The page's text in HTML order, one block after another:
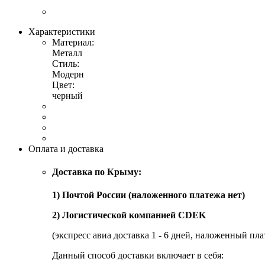
Характеристики
Материал:
Металл
Стиль:
Модерн
Цвет:
черный
Оплата и доставка
Доставка по Крыму:
1) Почтой России (наложенного платежа нет)
2) Логистической компанией CDEK
(экспресс авиа доставка 1 - 6 дней, наложенный
Данный способ доставки включает в себя: